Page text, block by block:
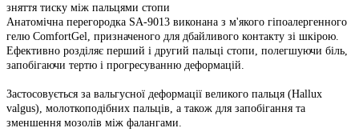
зняття тиску між пальцями стопи
Анатомічна перегородка SA-9013 виконана з м'якого гіпоалергенного
гелю ComfortGel, призначеного для дбайливого контакту зі шкірою.
Ефективно розділяє перший і другий пальці стопи, полегшуючи біль,
запобігаючи тертю і прогресуванню деформацій.
Застосовується за вальгусної деформації великого пальця (Hallux
valgus), молоткоподібних пальців, а також для запобігання та
зменшення мозолів між фалангами.